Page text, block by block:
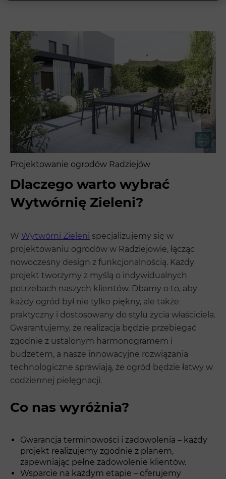
Projektowanie ogrodów Radziejów
Dlaczego warto wybrać
Wytwórnię Zieleni?
W Wytwórni Zieleni specjalizujemy się w
projektowaniu ogrodów w Radziejowie, łącząc
nowoczesny design z funkcjonalnością. Każdy
projekt tworzymy z myślą o indywidualnych
potrzebach naszych klientów. Dbamy o to, aby
każdy ogród był nie tylko piękny, ale także
praktyczny i dostosowany do stylu życia właściciela.
Gwarantujemy, że realizacja będzie przebiegać
zgodnie z ustalonym harmonogramem i
budżetem, a nasze innowacyjne rozwiązania
technologiczne sprawiają, że ogród będzie łatwy w
codziennej pielęgnacji.
Co nas wyróżnia?
Gwarancja terminowości i zadowolenia – każdy
projekt realizujemy zgodnie z planem,
zapewniając pełne zadowolenie klientów.
Wsparcie na każdym etapie – oferujemy